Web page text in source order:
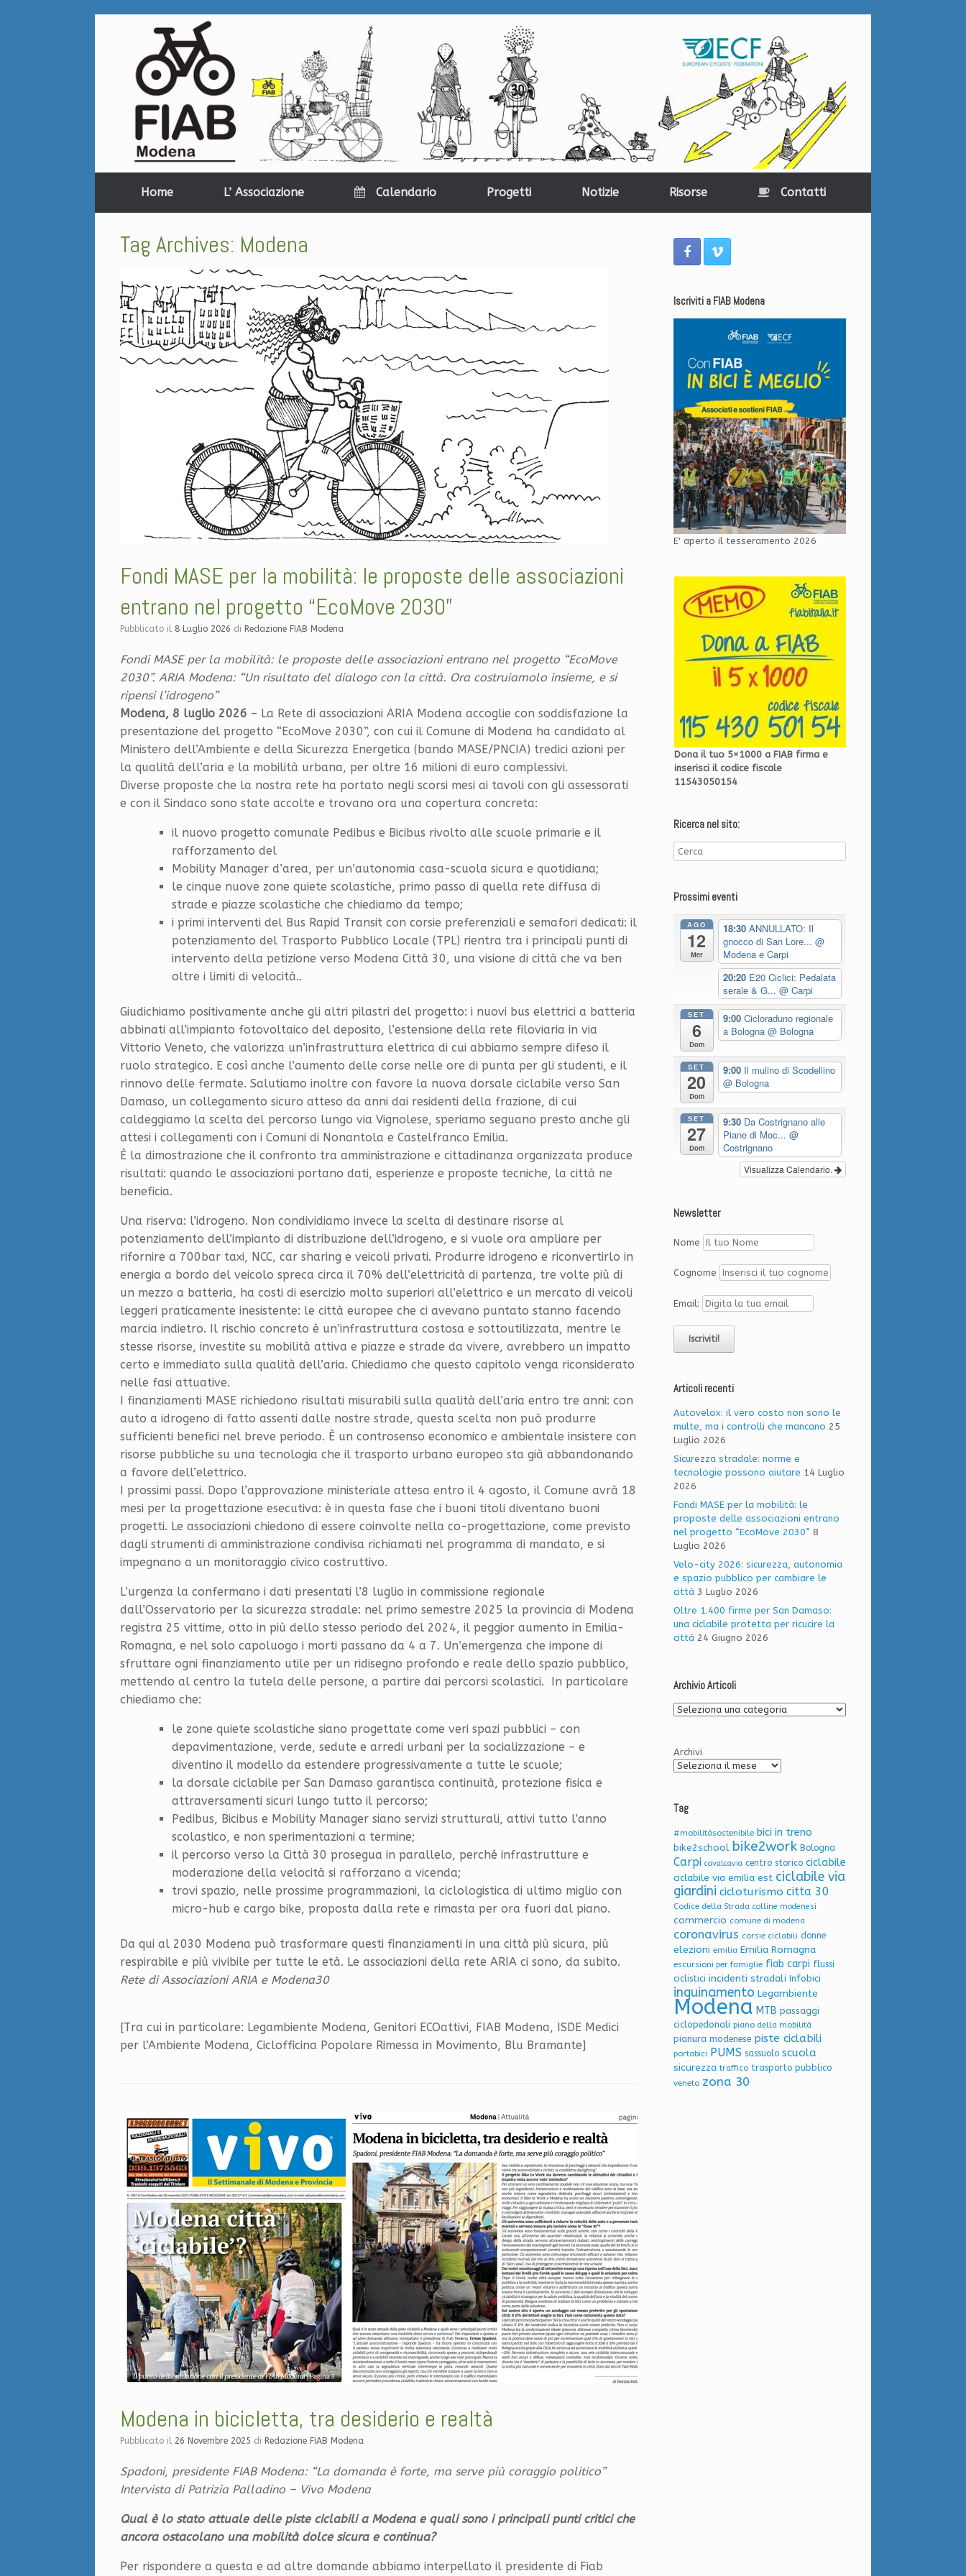
Home L’ Associazione Calendario Progetti Notizie Risorse Contatti
Tag Archives: Modena
Fondi MASE per la mobilità: le proposte delle associazioni
entrano nel progetto “EcoMove 2030”
Pubblicato il 8 Luglio 2026 di Redazione FIAB Modena
Fondi MASE per la mobilità: le proposte delle associazioni entrano nel progetto “EcoMove
2030”. ARIA Modena: “Un risultato del dialogo con la città. Ora costruiamolo insieme, e si
ripensi l’idrogeno”
Modena, 8 luglio 2026 – La Rete di associazioni ARIA Modena accoglie con soddisfazione la
presentazione del progetto “EcoMove 2030”, con cui il Comune di Modena ha candidato al
Ministero dell’Ambiente e della Sicurezza Energetica (bando MASE/PNCIA) tredici azioni per
la qualità dell’aria e la mobilità urbana, per oltre 16 milioni di euro complessivi.
Diverse proposte che la nostra rete ha portato negli scorsi mesi ai tavoli con gli assessorati
e con il Sindaco sono state accolte e trovano ora una copertura concreta:
il nuovo progetto comunale Pedibus e Bicibus rivolto alle scuole primarie e il
rafforzamento del
Mobility Manager d’area, per un’autonomia casa-scuola sicura e quotidiana;
le cinque nuove zone quiete scolastiche, primo passo di quella rete diffusa di
strade e piazze scolastiche che chiediamo da tempo;
i primi interventi del Bus Rapid Transit con corsie preferenziali e semafori dedicati: il
potenziamento del Trasporto Pubblico Locale (TPL) rientra tra i principali punti di
intervento della petizione verso Modena Città 30, una visione di città che va ben
oltre i limiti di velocità..
Giudichiamo positivamente anche gli altri pilastri del progetto: i nuovi bus elettrici a batteria
abbinati all’impianto fotovoltaico del deposito, l’estensione della rete filoviaria in via
Vittorio Veneto, che valorizza un’infrastruttura elettrica di cui abbiamo sempre difeso il
ruolo strategico. E così anche l’aumento delle corse nelle ore di punta per gli studenti, e il
rinnovo delle fermate. Salutiamo inoltre con favore la nuova dorsale ciclabile verso San
Damaso, un collegamento sicuro atteso da anni dai residenti della frazione, di cui
caldeggiamo la scelta del percorso lungo via Vignolese, speriamo seguano presto anche gli
attesi i collegamenti con i Comuni di Nonantola e Castelfranco Emilia.
È la dimostrazione che il confronto tra amministrazione e cittadinanza organizzata produce
risultati: quando le associazioni portano dati, esperienze e proposte tecniche, la città ne
beneficia.
Una riserva: l’idrogeno. Non condividiamo invece la scelta di destinare risorse al
potenziamento dell’impianto di distribuzione dell’idrogeno, e si vuole ora ampliare per
rifornire a 700bar taxi, NCC, car sharing e veicoli privati. Produrre idrogeno e riconvertirlo in
energia a bordo del veicolo spreca circa il 70% dell’elettricità di partenza, tre volte più di
un mezzo a batteria, ha costi di esercizio molto superiori all’elettrico e un mercato di veicoli
leggeri praticamente inesistente: le città europee che ci avevano puntato stanno facendo
marcia indietro. Il rischio concreto è un’infrastruttura costosa e sottoutilizzata, mentre le
stesse risorse, investite su mobilità attiva e piazze e strade da vivere, avrebbero un impatto
certo e immediato sulla qualità dell’aria. Chiediamo che questo capitolo venga riconsiderato
nelle fasi attuative.
I finanziamenti MASE richiedono risultati misurabili sulla qualità dell’aria entro tre anni: con
auto a idrogeno di fatto assenti dalle nostre strade, questa scelta non può produrre
sufficienti benefici nel breve periodo. È un controsenso economico e ambientale insistere con
risorse pubbliche su una tecnologia che il trasporto urbano europeo sta già abbandonando
a favore dell’elettrico.
I prossimi passi. Dopo l’approvazione ministeriale attesa entro il 4 agosto, il Comune avrà 18
mesi per la progettazione esecutiva: è in questa fase che i buoni titoli diventano buoni
progetti. Le associazioni chiedono di essere coinvolte nella co-progettazione, come previsto
dagli strumenti di amministrazione condivisa richiamati nel programma di mandato, e si
impegnano a un monitoraggio civico costruttivo.
L’urgenza la confermano i dati presentati l’8 luglio in commissione regionale
dall’Osservatorio per la sicurezza stradale: nel primo semestre 2025 la provincia di Modena
registra 25 vittime, otto in più dello stesso periodo del 2024, il peggior aumento in Emilia-
Romagna, e nel solo capoluogo i morti passano da 4 a 7. Un’emergenza che impone di
sfruttare ogni finanziamento utile per un ridisegno profondo e reale dello spazio pubblico,
mettendo al centro la tutela delle persone, a partire dai percorsi scolastici. In particolare
chiediamo che:
le zone quiete scolastiche siano progettate come veri spazi pubblici – con
depavimentazione, verde, sedute e arredi urbani per la socializzazione – e
diventino il modello da estendere progressivamente a tutte le scuole;
la dorsale ciclabile per San Damaso garantisca continuità, protezione fisica e
attraversamenti sicuri lungo tutto il percorso;
Pedibus, Bicibus e Mobility Manager siano servizi strutturali, attivi tutto l’anno
scolastico, e non sperimentazioni a termine;
il percorso verso la Città 30 prosegua in parallelo, perché infrastrutture e
moderazione della velocità si rafforzano a vicenda;
trovi spazio, nelle prossime programmazioni, la ciclologistica di ultimo miglio con
micro-hub e cargo bike, proposta dalla rete e rimasta per ora fuori dal piano.
Da qui al 2030 Modena può trasformare questi finanziamenti in una città più sicura, più
respirabile e più vivibile per tutte le età. Le associazioni della rete ARIA ci sono, da subito.
Rete di Associazioni ARIA e Modena30
[Tra cui in particolare: Legambiente Modena, Genitori ECOattivi, FIAB Modena, ISDE Medici
per l’Ambiente Modena, Ciclofficina Popolare Rimessa in Movimento, Blu Bramante]
Modena in bicicletta, tra desiderio e realtà
Pubblicato il 26 Novembre 2025 di Redazione FIAB Modena
Spadoni, presidente FIAB Modena: “La domanda è forte, ma serve più coraggio politico”
Intervista di Patrizia Palladino – Vivo Modena
Qual è lo stato attuale delle piste ciclabili a Modena e quali sono i principali punti critici che
ancora ostacolano una mobilità dolce sicura e continua?
Per rispondere a questa e ad altre domande abbiamo interpellato il presidente di Fiab
Iscriviti a FIAB Modena
E' aperto il tesseramento 2026
Dona il tuo 5×1000 a FIAB firma e
inserisci il codice fiscale
11543050154
Ricerca nel sito:
Prossimi eventi
AGO
12
Mer
18:30 ANNULLATO: Il
gnocco di San Lore... @
Modena e Carpi
20:20 E20 Ciclici: Pedalata
serale & G... @ Carpi
SET
6
Dom
9:00 Cicloraduno regionale
a Bologna @ Bologna
SET
20
Dom
9:00 Il mulino di Scodellino
@ Bologna
SET
27
Dom
9:30 Da Costrignano alle
Piane di Moc... @
Costrignano
Visualizza Calendario.
Newsletter
Nome
Cognome
Email:
Articoli recenti
Autovelox: il vero costo non sono le
multe, ma i controlli che mancano 25
Luglio 2026
Sicurezza stradale: norme e
tecnologie possono aiutare 14 Luglio
2026
Fondi MASE per la mobilità: le
proposte delle associazioni entrano
nel progetto “EcoMove 2030” 8
Luglio 2026
Velo-city 2026: sicurezza, autonomia
e spazio pubblico per cambiare le
città 3 Luglio 2026
Oltre 1.400 firme per San Damaso:
una ciclabile protetta per ricucire la
città 24 Giugno 2026
Archivio Articoli
Archivio
Archivi
Tag
#mobilitàsostenibile bici in treno
bike2school bike2work Bologna
Carpi cavalcavia centro storico ciclabile
ciclabile via emilia est ciclabile via
giardini cicloturismo citta 30
Codice della Strada colline modenesi
commercio comune di modena
coronavirus corsie ciclabili donne
elezioni emilia Emilia Romagna
escursioni per famiglie fiab carpi flussi
ciclistici incidenti stradali Infobici
inquinamento Legambiente
Modena MTB passaggi
ciclopedonali piano della mobilità
pianura modenese piste ciclabili
portabici PUMS sassuolo scuola
sicurezza traffico trasporto pubblico
veneto zona 30